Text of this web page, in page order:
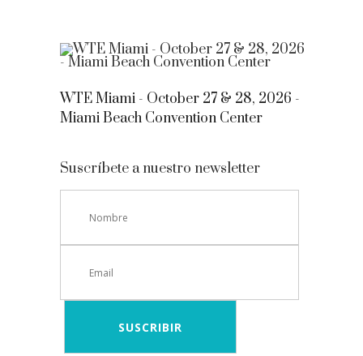
WTE Miami - October 27 & 28, 2026 -
Miami Beach Convention Center
Suscríbete a nuestro newsletter